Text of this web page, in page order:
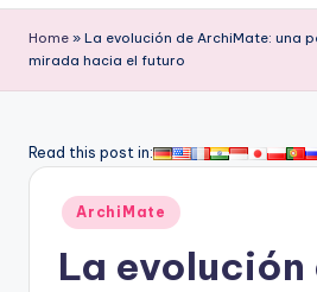
iz
R
a
Home » La evolución de ArchiMate: una
mirada hacia el futuro
Read this post in:
Publicado
en
ArchiMate
La evolución